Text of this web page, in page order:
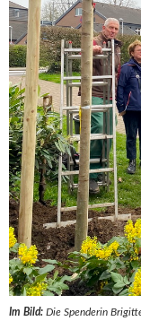
Im Bild: Die Spenderin